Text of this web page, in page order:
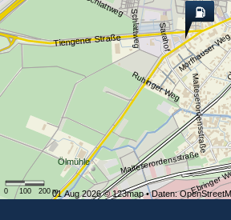
Ölmühle
Tiengener Straße Schlattweg Sarahof
Malteserordensstraße
Morfhauser
Ruhinger Weg
Malteserordensstraße
Ebringer
Schlattweg
0 100 200 m
01 Aug 2026 ©123map• Daten: